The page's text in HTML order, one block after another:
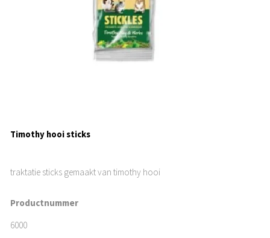
Timothy hooi sticks
traktatie sticks gemaakt van timothy hooi
Productnummer
6000